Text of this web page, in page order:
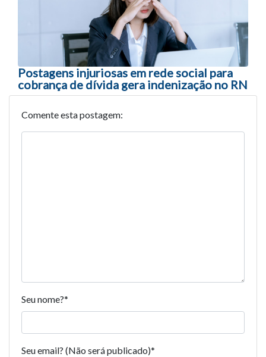
Postagens injuriosas em rede social para
cobrança de dívida gera indenização no RN
Comente esta postagem:
Seu nome?*
Seu email? (Não será publicado)*